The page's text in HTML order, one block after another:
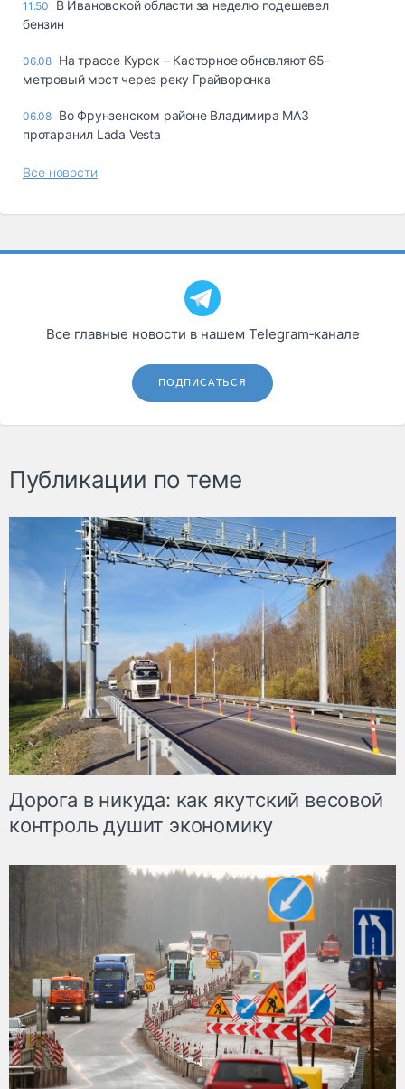
11:50
В Ивановской области за неделю подешевел
бензин
06.08 На трассе Курск – Касторное обновляют 65-
метровый мост через реку Грайворонка
06.08 Во Фрунзенском районе Владимира МАЗ
протаранил Lada Vesta
Все новости
Все главные новости в нашем Telegram‑канале
ПОДПИСАТЬСЯ
Публикации по теме
Дорога в никуда: как якутский весовой
контроль душит экономику